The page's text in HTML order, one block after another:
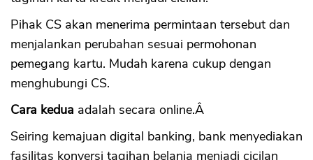
Pihak CS akan menerima permintaan tersebut dan
menjalankan perubahan sesuai permohonan
pemegang kartu. Mudah karena cukup dengan
menghubungi CS.
Cara kedua adalah secara online.Â
Seiring kemajuan digital banking, bank menyediakan
fasilitas konversi tagihan belanja menjadi cicilan